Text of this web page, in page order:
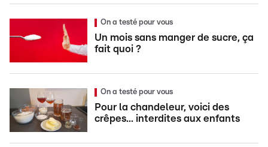
On a testé pour vous
Un mois sans manger de sucre, ça
fait quoi ?
On a testé pour vous
Pour la chandeleur, voici des
crêpes... interdites aux enfants